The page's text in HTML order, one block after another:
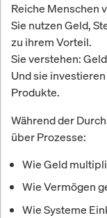
Reiche Menschen
Sie nutzen Geld,
zu ihrem Vorteil.
Sie verstehen:
Und sie
Produkte.
Während der
über Prozesse:
Wie Geld
Wie Vermögen
Wie Systeme